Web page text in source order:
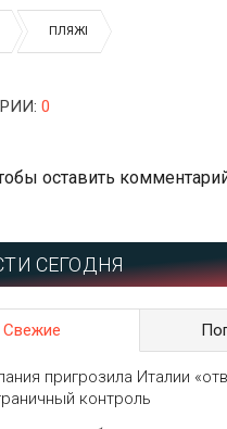
ПЛЯЖІ
: 0
оставить
СЕГОДНЯ
Свежие
пригрозила Италии
контроль